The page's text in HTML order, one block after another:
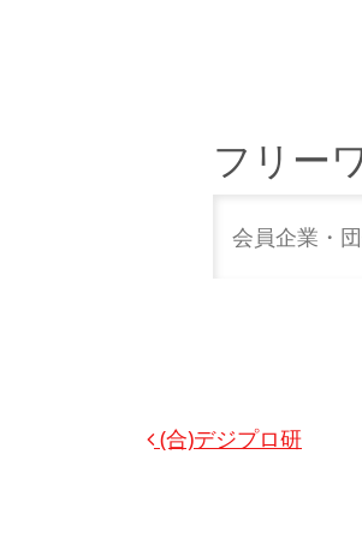
フリー
投稿ナビゲ
(合)デジプロ研